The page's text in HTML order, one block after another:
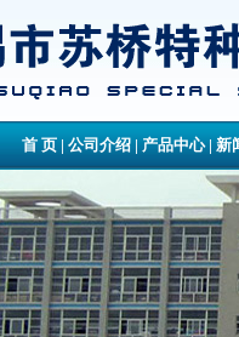
首 页| 公司介绍| 产品中心| 新